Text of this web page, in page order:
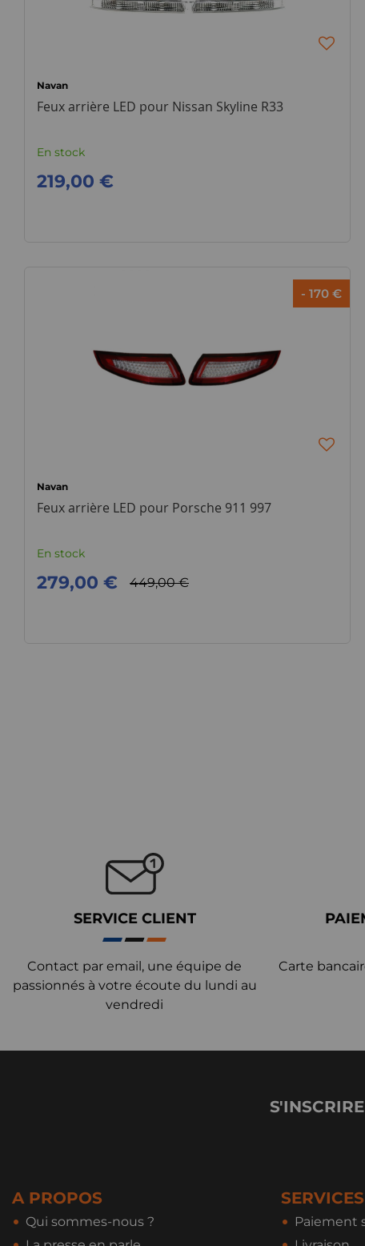
Navan
Feux arrière LED pour Nissan Skyline R33
En stock
219,00 €
- 170 €
Navan
Feux arrière LED pour Porsche 911 997
En stock
449,00 €
279,00 €
SERVICE CLIENT
Contact par email, une équipe de
passionnés à votre écoute du lundi au
vendredi
Carte
A PROPOS
Qui sommes-nous ?
SERVICES
Paiement